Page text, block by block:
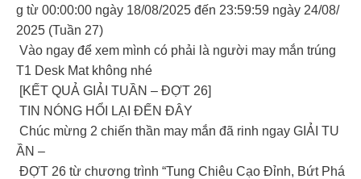
g từ 00:00:00 ngày 18/08/2025 đến 23:59:59 ngày 24/08/
2025 (Tuần 27)
Vào ngay để xem mình có phải là người may mắn trúng
T1 Desk Mat không nhé
[KẾT QUẢ GIẢI TUẦN – ĐỢT 26]
TIN NÓNG HỔI LẠI ĐẾN ĐÂY
Chúc mừng 2 chiến thần may mắn đã rinh ngay GIẢI TU
ẦN –
ĐỢT 26 từ chương trình “Tung Chiêu Cạo Đỉnh, Bứt Phá